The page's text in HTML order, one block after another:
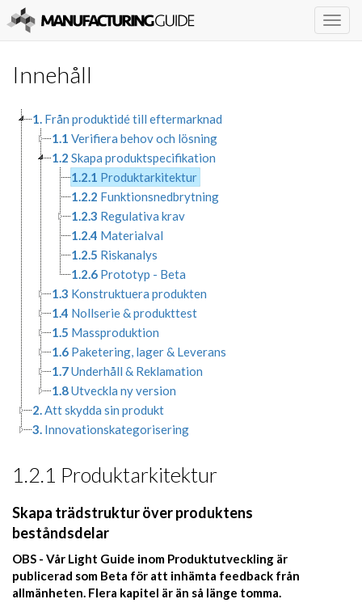
Innehåll
1. Från produktidé till eftermarknad
1.1 Verifiera behov och lösning
1.2 Skapa produktspecifikation
1.2.1 Produktarkitektur
1.2.2 Funktionsnedbrytning
1.2.3 Regulativa krav
1.2.4 Materialval
1.2.5 Riskanalys
1.2.6 Prototyp - Beta
1.3 Konstruktuera produkten
1.4 Nollserie & produkttest
1.5 Massproduktion
1.6 Paketering, lager & Leverans
1.7Underhåll & Reklamation
1.8Utveckla ny version
2.Att skydda sin produkt
3. Innovationskategorisering
1.2.1 Produktarkitektur
Skapa trädstruktur över produktens
beståndsdelar
OBS - Vår Light Guide inom Produktutveckling är
publicerad som Beta för att inhämta feedback från
allmänheten. Flera kapitel är än så länge tomma.